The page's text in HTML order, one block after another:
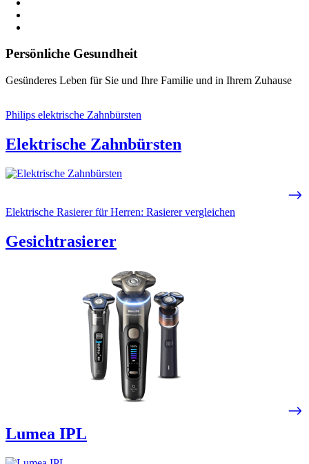
Persönliche Gesundheit
Gesünderes Leben für Sie und Ihre Familie und in Ihrem Zuhause
Philips elektrische Zahnbürsten
Elektrische Zahnbürsten
Elektrische Rasierer für Herren: Rasierer vergleichen
Gesichtrasierer
Lumea IPL​